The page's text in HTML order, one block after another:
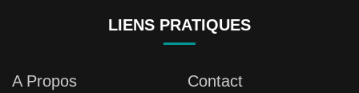
LIENS PRATIQUES
A Propos
Contact